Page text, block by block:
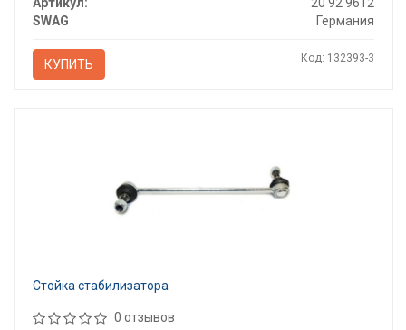
SWAG
Германия
КУПИТЬ Код: 132393-3
Стойка стабилизатора
0 отзывов